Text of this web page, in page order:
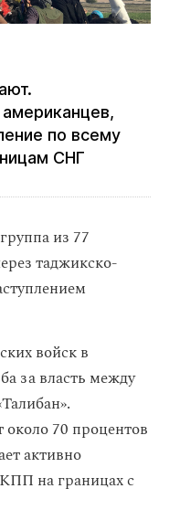
по всему
СНГ
из 77
таджикско-
войск в
за власть между
70 процентов
активно
на границах с